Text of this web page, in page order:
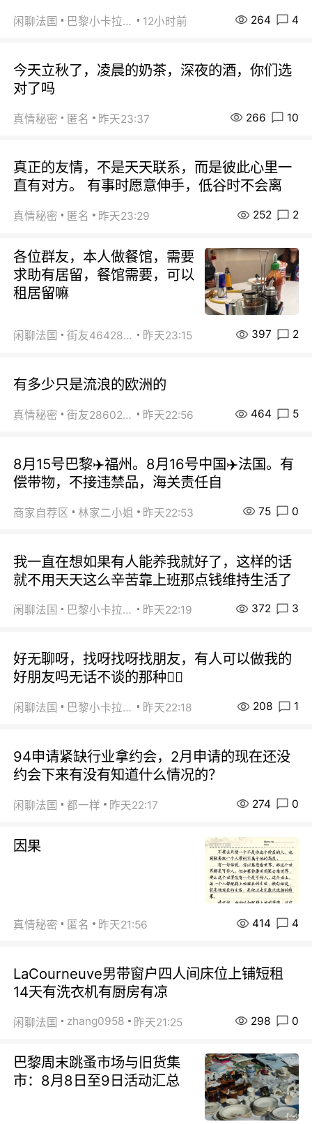
闲聊法国 巴黎小卡拉咪 12小时前 264 4
今天立秋了，凌晨的奶茶，深夜的酒，你们选
对了吗
真情秘密 匿名 昨天23:37 266 10
真正的友情，不是天天联系，而是彼此心里一
直有对方。 有事时愿意伸手，低谷时不会离
真情秘密 匿名 昨天23:29 252 2
各位群友，本人做餐馆，需要
求助有居留，餐馆需要，可以
租居留嘛
闲聊法国 街友46428878 昨天23:15 397 2
有多少只是流浪的欧洲的
真情秘密 街友28602925 昨天22:56 464 5
8月15号巴黎✈️福州。8月16号中国✈️法国。有
偿带物，不接违禁品，海关责任自
商家自荐区 林家二小姐 昨天22:53 75 0
我一直在想如果有人能养我就好了，这样的话
就不用天天这么辛苦靠上班那点钱维持生活了
闲聊法国 巴黎小卡拉咪 昨天22:19 372 3
好无聊呀，找呀找呀找朋友，有人可以做我的
好朋友吗无话不谈的那种😮‍💨
闲聊法国 巴黎小卡拉咪 昨天22:18 208 1
94申请紧缺行业拿约会，2月申请的现在还没
约会下来有没有知道什么情况的？
闲聊法国 都一样 昨天22:17 274 0
因果
真情秘密 匿名 昨天21:56 414 4
LaCourneuve男带窗户四人间床位上铺短租
14天有洗衣机有厨房有凉
闲聊法国 zhang0958 昨天21:25 298 0
巴黎周末跳蚤市场与旧货集
市：8月8日至9日活动汇总